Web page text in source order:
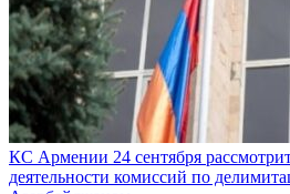
КС Армении 24 сентября
деятельности комиссий по